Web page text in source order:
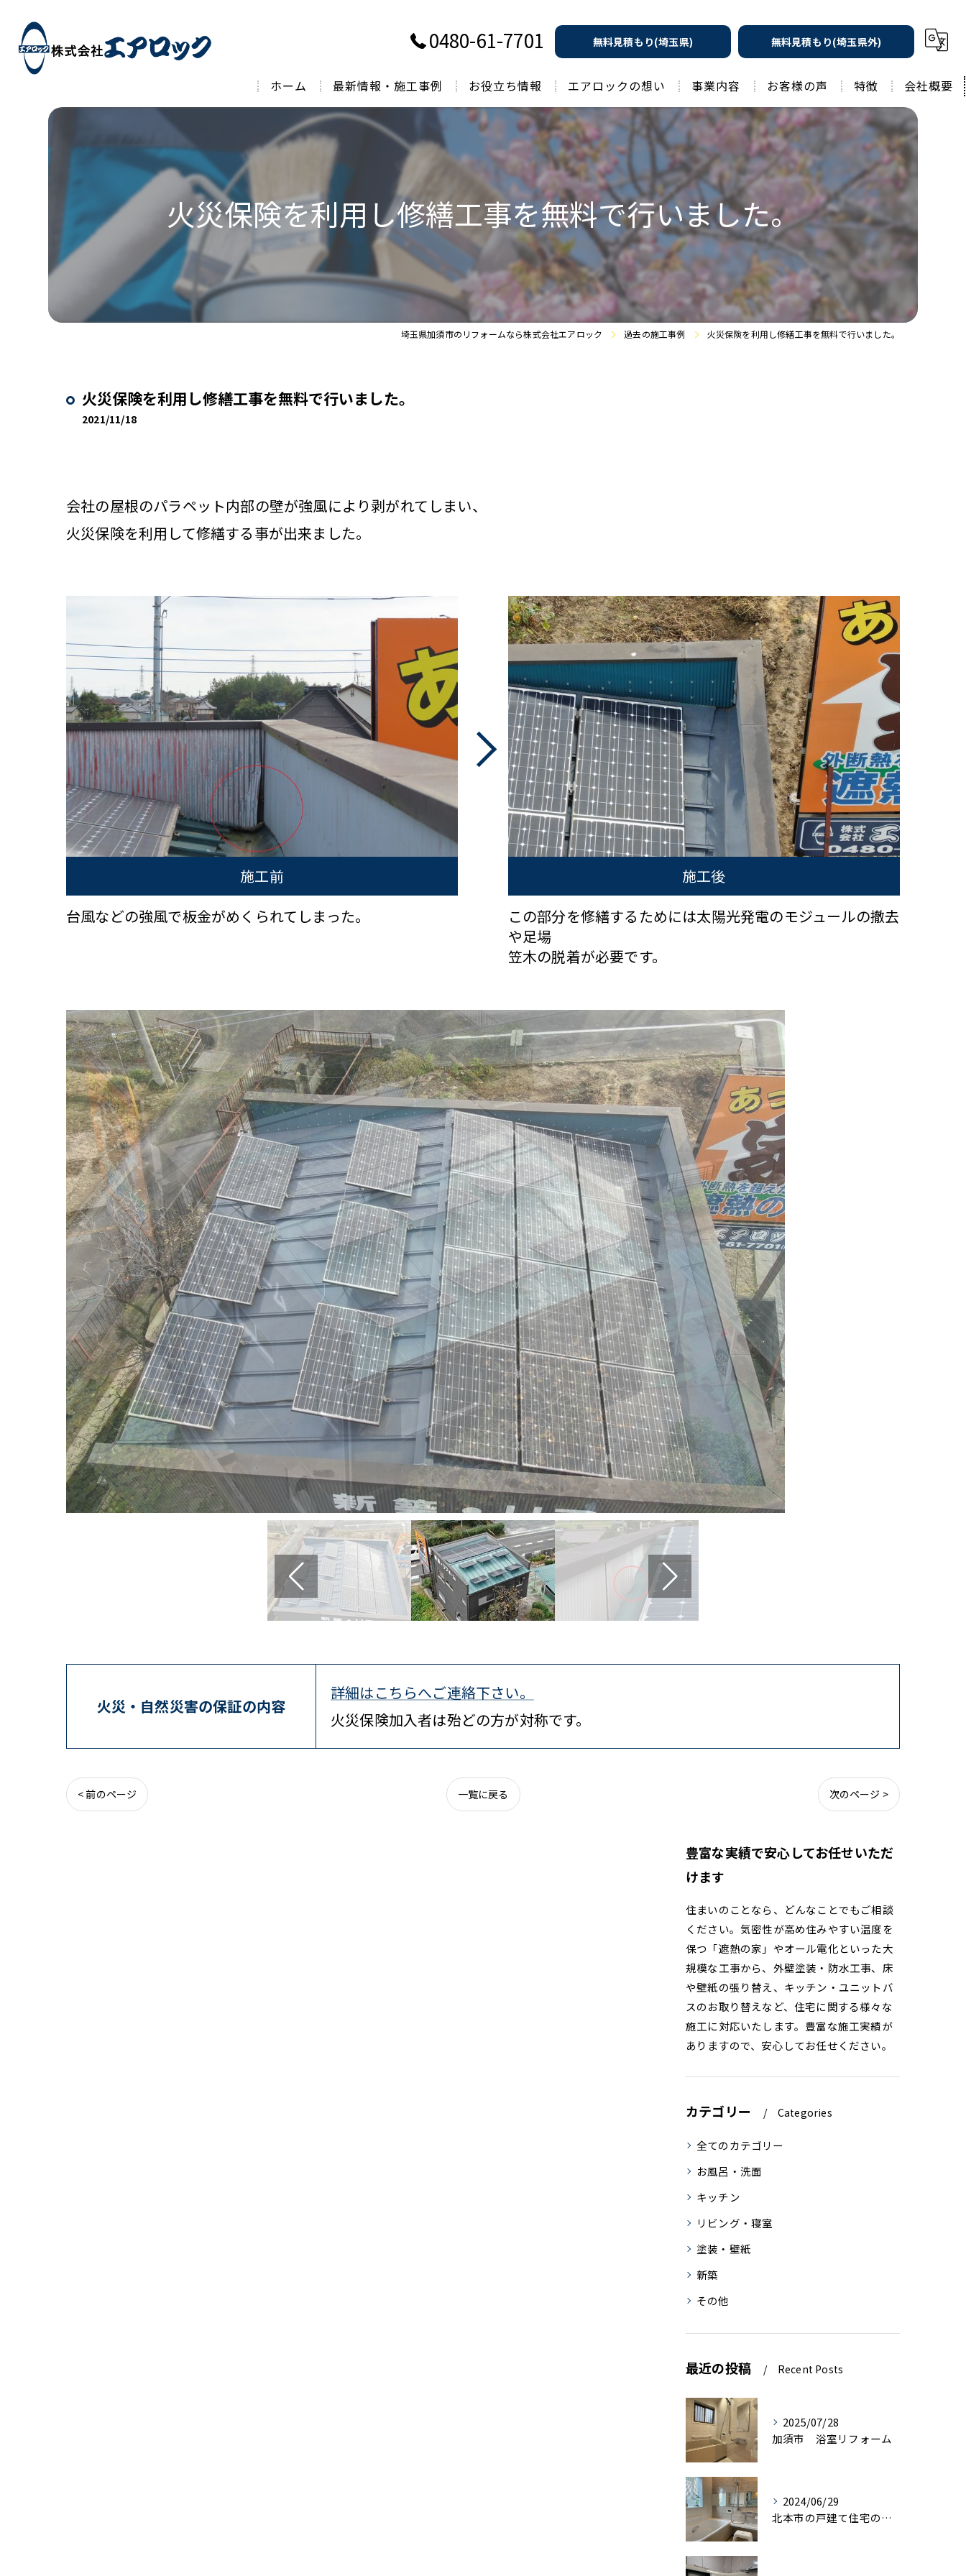
0480-61-7701 無料見積もり(埼玉県) 無料見積もり(埼玉県外)
ホーム 最新情報・施工事例 お役立ち情報
過去のお役立ち情報
エアロックの想い 事業内容
遮熱の家
水回りリフォーム
お客様の声 特徴
工務店
リノベーション
水回り
外壁塗装
住宅
会社概要
火災保険を利用し修繕工事を無料で行いました。
埼玉県加須市のリフォームなら株式会社エアロック 過去の施工事例 火災保険を利用し修繕工事を無料で行いました。
火災保険を利用し修繕工事を無料で行いました。
2021/11/18
会社の屋根のパラペット内部の壁が強風により剥がれてしまい、
火災保険を利用して修繕する事が出来ました。
施工前
台風などの強風で板金がめくられてしまった。
施工後
この部分を修繕するためには太陽光発電のモジュールの撤去
や足場
笠木の脱着が必要です。
火災・自然災害の保証の内容
詳細はこちらへご連絡下さい。
火災保険加入者は殆どの方が対称です。
< 前のページ 一覧に戻る 次のページ >
豊富な実績で安心してお任せいただ
けます
住まいのことなら、どんなことでもご相談
ください。気密性が高め住みやすい温度を
保つ「遮熱の家」やオール電化といった大
規模な工事から、外壁塗装・防水工事、床
や壁紙の張り替え、キッチン・ユニットバ
スのお取り替えなど、住宅に関する様々な
施工に対応いたします。豊富な施工実績が
ありますので、安心してお任せください。
カテゴリー Categories
全てのカテゴリー
お風呂・洗面
キッチン
リビング・寝室
塗装・壁紙
新築
その他
最近の投稿 Recent Posts
2025/07/28
加須市 浴室リフォーム
2024/06/29
北本市の戸建て住宅の浴室リフォーム